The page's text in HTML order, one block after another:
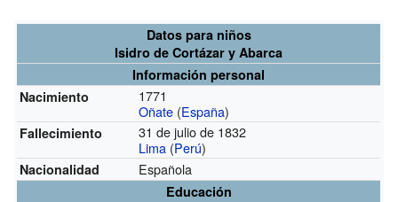
Datos para niños
Isidro de Cortázar y Abarca
Información personal
Nacimiento
1771
Oñate (España)
Fallecimiento
31 de julio de 1832
Lima (Perú)
Nacionalidad Española
Educación